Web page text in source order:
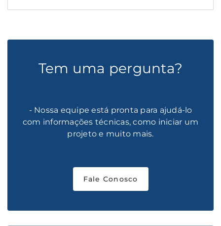
Tem uma pergunta?
- Nossa equipe está pronta para ajudá-lo
com informações técnicas, como iniciar um
projeto e muito mais.
Fale Conosco